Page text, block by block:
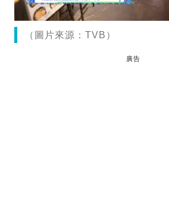
（圖片來源：TVB）
廣告